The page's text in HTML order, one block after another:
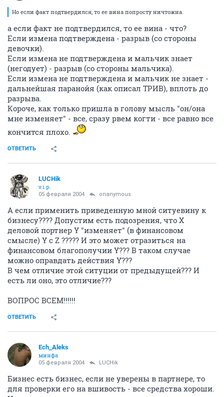
Но если факт подтвердился, то ее вина попросту ничтожна.
а если факт не подтвердился, то ее вина - что?
Если измена подтверждена - разрыв (со стороны
девочки).
Если измена не подтверждена и мальчик знает
(негодует) - разрыв (со стороны мальчика).
Если измена не подтверждена и мальчик не знает -
дальнейшая паранойя (как описал ТРИВ), вплоть до
разрыва.
Короче, как только пришла в голову мысль "он/она
мне изменяет" - все, сразу рвем когти - все равно все
кончится плохо.
ОТВЕТИТЬ
LUCHik
v.i.p.
05 февраля 2004 onanymous
А если применить приведенную мной ситуевину к
бизнесу???? Допустим есть подозрения, что Х
деловой портнер Y "изменяет" (в финансовом
смысле) Y с Z ????? И это может отразиться на
финансовом благополучии Y??? В таком случае
можно оправдать действия Y???
В чем отличие этой ситуции от предыдущей??? И
есть ли оно, это отличие???
ВОПРОС ВСЕМ!!!!!!
ОТВЕТИТЬ
Ech_Aleks
минфа
05 февраля 2004 LUCHik
Бизнес есть бизнес, если не уверены в партнере, то
для проверки его на вшивость - все средства хороши.